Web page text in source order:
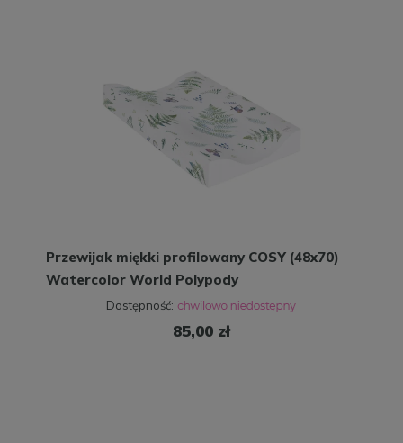
Przewijak miękki profilowany COSY (48x70)
Watercolor World Polypody
Dostępność:
85,00 zł